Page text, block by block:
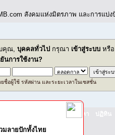
คุณ, บุคคลทั่วไป กรุณา เข้าสู่ระบบ หรือ
นการใช้งาน?
ชื่อผู้ใช้ รหัสผ่าน และระยะเวลาในเซสชั่น
ค้นหา ปฏิทิน
มลายปักทั้งไทย